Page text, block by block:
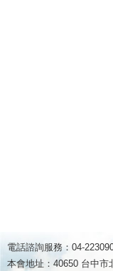
電話諮詢服務：04-
本會地址：40650 台中市